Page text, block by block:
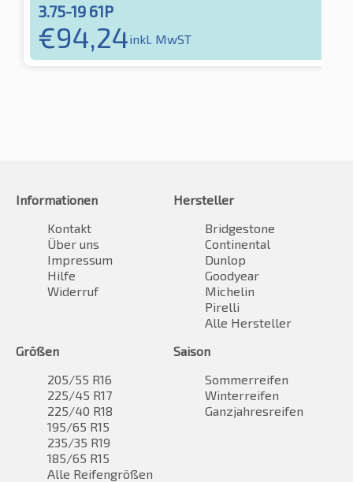
3.75-19 61P
€94,24inkl. MwST
Informationen
Kontakt
Über uns
Impressum
Hilfe
Widerruf
Hersteller
Bridgestone
Continental
Dunlop
Goodyear
Michelin
Pirelli
Alle Hersteller
Größen
205/55 R16
225/45 R17
225/40 R18
195/65 R15
235/35 R19
185/65 R15
Alle Reifengrößen
Saison
Sommerreifen
Winterreifen
Ganzjahresreifen